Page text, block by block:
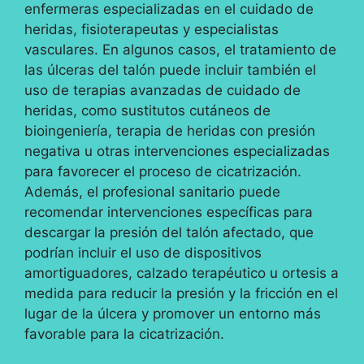
enfermeras especializadas en el cuidado de
heridas, fisioterapeutas y especialistas
vasculares. En algunos casos, el tratamiento de
las úlceras del talón puede incluir también el
uso de terapias avanzadas de cuidado de
heridas, como sustitutos cutáneos de
bioingeniería, terapia de heridas con presión
negativa u otras intervenciones especializadas
para favorecer el proceso de cicatrización.
Además, el profesional sanitario puede
recomendar intervenciones específicas para
descargar la presión del talón afectado, que
podrían incluir el uso de dispositivos
amortiguadores, calzado terapéutico u ortesis a
medida para reducir la presión y la fricción en el
lugar de la úlcera y promover un entorno más
favorable para la cicatrización.